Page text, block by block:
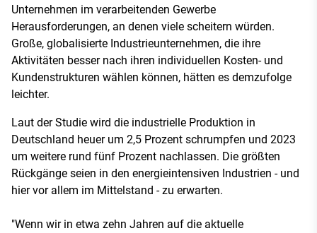
Unternehmen im verarbeitenden Gewerbe
Herausforderungen, an denen viele scheitern würden.
Große, globalisierte Industrieunternehmen, die ihre
Aktivitäten besser nach ihren individuellen Kosten- und
Kundenstrukturen wählen können, hätten es demzufolge
leichter.
Laut der Studie wird die industrielle Produktion in
Deutschland heuer um 2,5 Prozent schrumpfen und 2023
um weitere rund fünf Prozent nachlassen. Die größten
Rückgänge seien in den energieintensiven Industrien - und
hier vor allem im Mittelstand - zu erwarten.
"Wenn wir in etwa zehn Jahren auf die aktuelle